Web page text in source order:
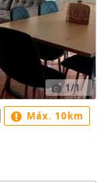
1/1
Máx. 10km